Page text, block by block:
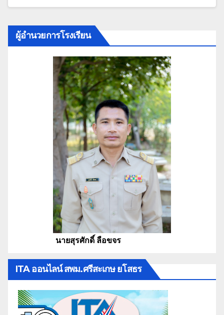
ผู้อำนวยการโรงเรียน
นายสุรศักดิ์ ลือขจร
ITA ออนไลน์ สพม.ศรีสะเกษ ยโสธร